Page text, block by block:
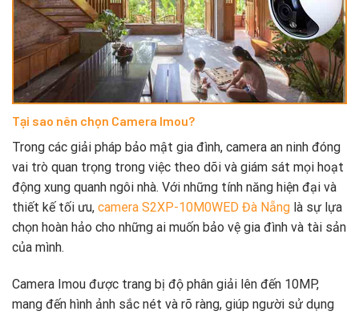
Tại sao nên chọn Camera Imou?
Trong các giải pháp bảo mật gia đình, camera an ninh đóng
vai trò quan trọng trong việc theo dõi và giám sát mọi hoạt
động xung quanh ngôi nhà. Với những tính năng hiện đại và
thiết kế tối ưu, camera S2XP-10M0WED Đà Nẵng là sự lựa
chọn hoàn hảo cho những ai muốn bảo vệ gia đình và tài sản
của mình.
Camera Imou được trang bị độ phân giải lên đến 10MP,
mang đến hình ảnh sắc nét và rõ ràng, giúp người sử dụng